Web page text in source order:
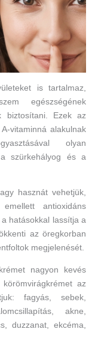
is tartalmaz,
egészségének
biztosítani. Ezek az
vitaminná alakulnak
olyan
szürkehályog és a
hasznát vehetjük,
antioxidáns
hatásokkal lassítja a
az öregkorban
megjelenését.
nagyon kevés
az
fagyás, sebek,
akne,
duzzanat, ekcéma,